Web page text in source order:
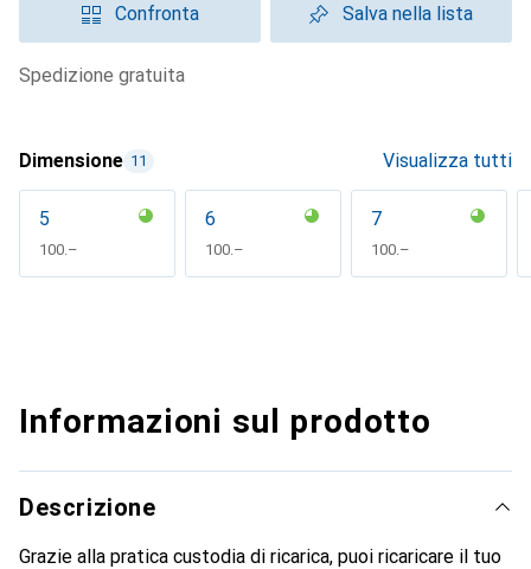
Confronta Salva nella lista
spedizione gratuita
Dimensione 11 Visualizza tutti
5
CHF
100.–
6
CHF
100.–
7
CHF
100.–
Informazioni sul prodotto
Descrizione
Grazie alla pratica custodia di ricarica, puoi ricaricare il tuo